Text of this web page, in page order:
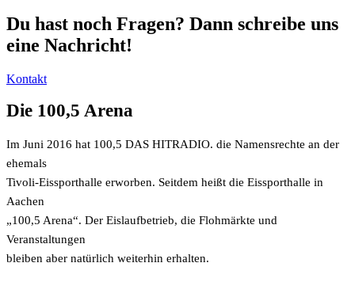
Du hast noch Fragen? Dann schreibe uns
eine Nachricht!
Kontakt
Die 100,5 Arena
Im Juni 2016 hat 100,5 DAS HITRADIO. die Namensrechte an der
ehemals
Tivoli-Eissporthalle erworben. Seitdem heißt die Eissporthalle in
Aachen
„100,5 Arena“. Der Eislaufbetrieb, die Flohmärkte und
Veranstaltungen
bleiben aber natürlich weiterhin erhalten.